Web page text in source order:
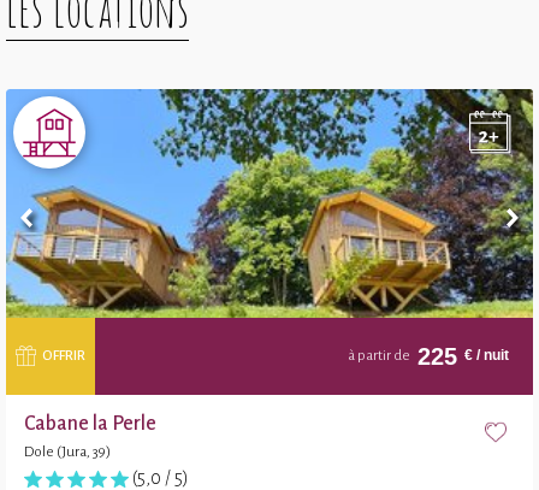
OFFRIR à partir de 225 € / nuit
Cabane la Perle
Dole (Jura, 39)
(5,0 / 5)